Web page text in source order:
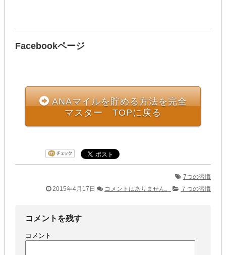
Facebookページ
ANAマイルを貯める方法を完全
マスター TOPに戻る
7つの習慣
2015年4月17日
コメントはありません。 ７つの習慣
コメントを残す
コメント